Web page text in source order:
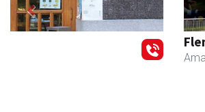
- Hezkuntza
Previous